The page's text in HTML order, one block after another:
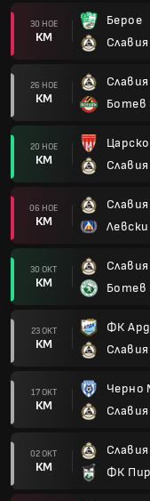
30 НОЕ
КМ
Берое
26 НОЕ
КМ
Ботев
20 НОЕ
КМ
06 НОЕ
КМ
Левски
30 ОКТ
КМ
Ботев
23 ОКТ
КМ
ФК
17 ОКТ
КМ
Черно
02 ОКТ
КМ
ФК